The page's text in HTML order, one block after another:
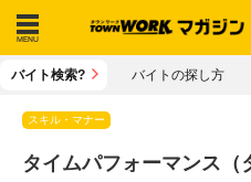
メニ
バイト検索? バイトの探し方
スキル・マナー
タイムパフォーマンス（